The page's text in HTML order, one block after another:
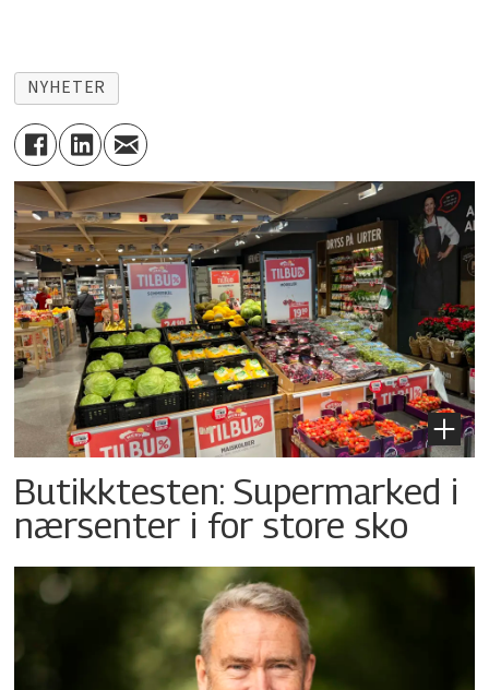
NYHETER
Butikktesten: Supermarked i
nærsenter i for store sko